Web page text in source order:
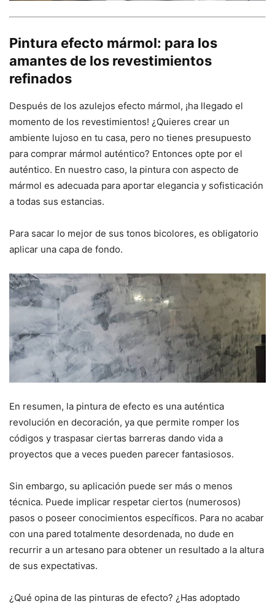
Pintura efecto mármol: para los
amantes de los revestimientos
refinados
Después de los azulejos efecto mármol, ¡ha llegado el
momento de los revestimientos! ¿Quieres crear un
ambiente lujoso en tu casa, pero no tienes presupuesto
para comprar mármol auténtico? Entonces opte por el
auténtico. En nuestro caso, la pintura con aspecto de
mármol es adecuada para aportar elegancia y sofisticación
a todas sus estancias.
Para sacar lo mejor de sus tonos bicolores, es obligatorio
aplicar una capa de fondo.
En resumen, la pintura de efecto es una auténtica
revolución en decoración, ya que permite romper los
códigos y traspasar ciertas barreras dando vida a
proyectos que a veces pueden parecer fantasiosos.
Sin embargo, su aplicación puede ser más o menos
técnica. Puede implicar respetar ciertos (numerosos)
pasos o poseer conocimientos específicos. Para no acabar
con una pared totalmente desordenada, no dude en
recurrir a un artesano para obtener un resultado a la altura
de sus expectativas.
¿Qué opina de las pinturas de efecto? ¿Has adoptado